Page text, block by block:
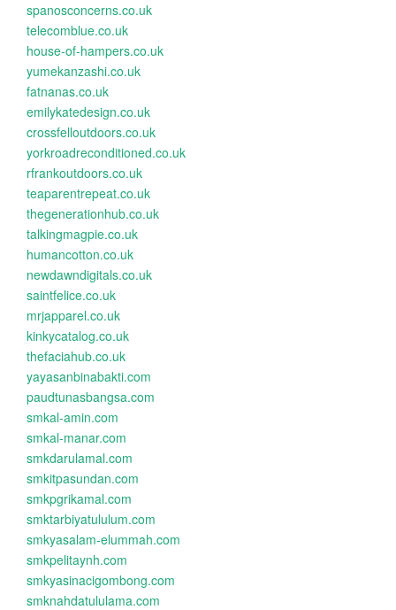
spanosconcerns.co.uk
telecomblue.co.uk
house-of-hampers.co.uk
yumekanzashi.co.uk
fatnanas.co.uk
emilykatedesign.co.uk
crossfelloutdoors.co.uk
yorkroadreconditioned.co.uk
rfrankoutdoors.co.uk
teaparentrepeat.co.uk
thegenerationhub.co.uk
talkingmagpie.co.uk
humancotton.co.uk
newdawndigitals.co.uk
saintfelice.co.uk
mrjapparel.co.uk
kinkycatalog.co.uk
thefaciahub.co.uk
yayasanbinabakti.com
paudtunasbangsa.com
smkal-amin.com
smkal-manar.com
smkdarulamal.com
smkitpasundan.com
smkpgrikamal.com
smktarbiyatululum.com
smkyasalam-elummah.com
smkpelitaynh.com
smkyasinacigombong.com
smknahdatululama.com